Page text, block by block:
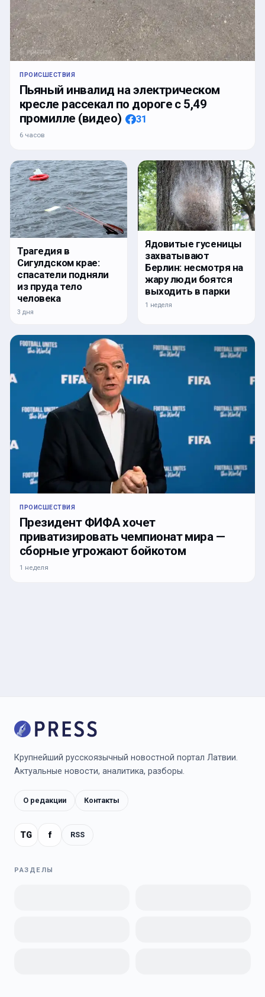
ПРОИСШЕСТВИЯ
Пьяный инвалид на электрическом
кресле рассекал по дороге с 5,49
промилле (видео)
31
6 часов
Трагедия в
Сигулдском крае:
спасатели подняли
из пруда тело
человека
3 дня
Ядовитые гусеницы
захватывают
Берлин: несмотря на
жару люди боятся
выходить в парки
1 неделя
ПРОИСШЕСТВИЯ
Президент ФИФА хочет
приватизировать чемпионат мира —
сборные угрожают бойкотом
1 неделя
Крупнейший русскоязычный новостной портал Латвии.
Актуальные новости, аналитика, разборы.
О редакции Контакты
TG f RSS
РАЗДЕЛЫ